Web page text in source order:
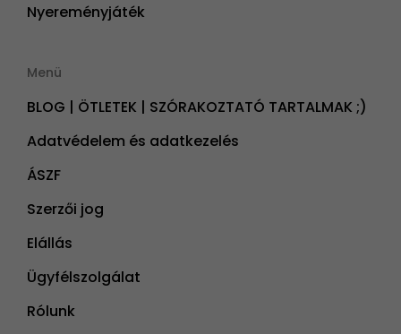
Nyereményjáték
Menü
BLOG | ÖTLETEK | SZÓRAKOZTATÓ TARTALMAK ;)
Adatvédelem és adatkezelés
ÁSZF
Szerzői jog
Elállás
Ügyfélszolgálat
Rólunk